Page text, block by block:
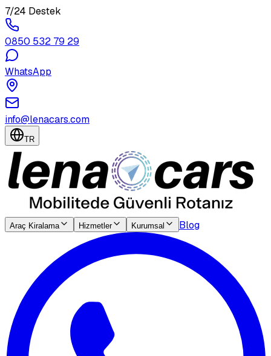
7/24 Destek
0850 532 79 29
WhatsApp
info@lenacars.com
TR
Araç Kiralama Hizmetler Kurumsal Blog